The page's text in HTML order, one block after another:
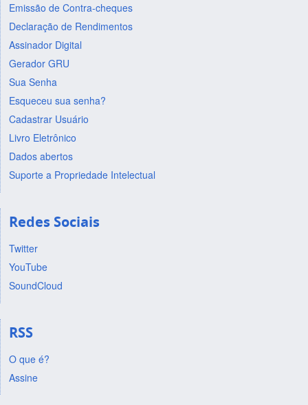
Emissão de Contra-cheques
Declaração de Rendimentos
Assinador Digital
Gerador GRU
Sua Senha
Esqueceu sua senha?
Cadastrar Usuário
Livro Eletrônico
Dados abertos
Suporte a Propriedade Intelectual
Redes Sociais
Twitter
YouTube
SoundCloud
RSS
O que é?
Assine